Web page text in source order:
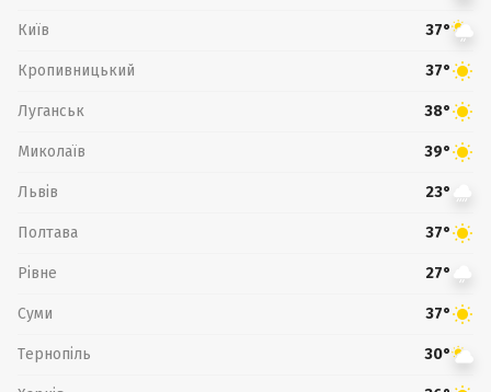
Київ 37°
Кропивницький 37°
Луганськ 38°
Миколаїв 39°
Львів 23°
Полтава 37°
Рівне 27°
Суми 37°
Тернопіль 30°